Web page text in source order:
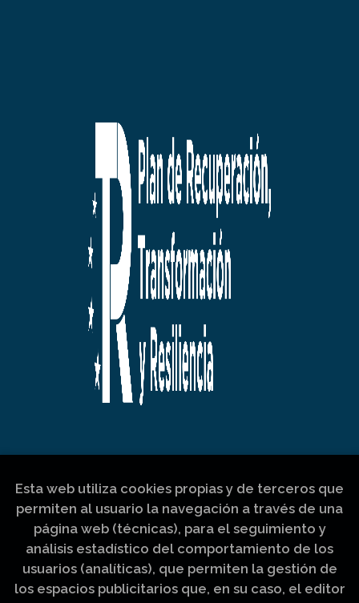
Esta web utiliza cookies propias y de terceros que
permiten al usuario la navegación a través de una
página web (técnicas), para el seguimiento y
análisis estadístico del comportamiento de los
usuarios (analíticas), que permiten la gestión de
los espacios publicitarios que, en su caso, el editor